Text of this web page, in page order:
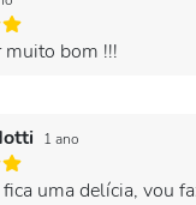
muito bom !!!
1 ano
uma delícia, vou